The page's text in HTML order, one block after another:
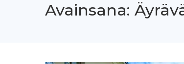
Avainsana: